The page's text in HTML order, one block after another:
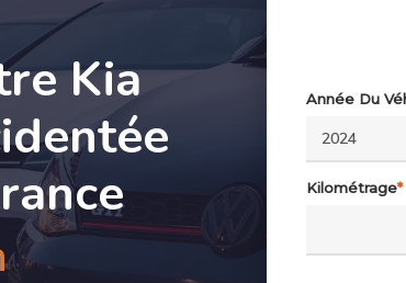
Kia
Année Du
Kilométrage*